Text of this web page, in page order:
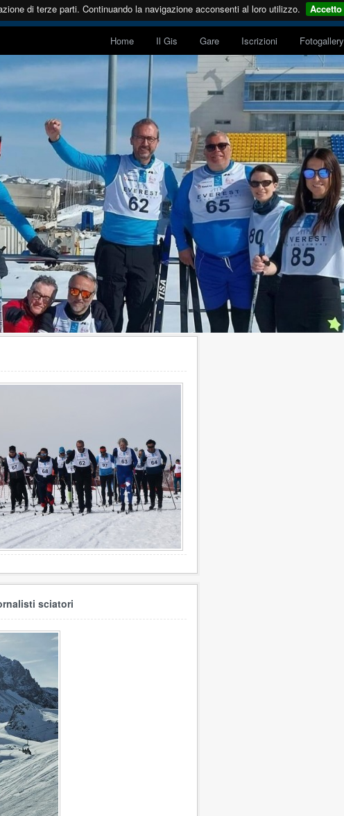
di terze parti. Continuando la navigazione acconsenti al loro utilizzo. Accetto
Home Il Gis Gare Iscrizioni Fotogallery
sciatori